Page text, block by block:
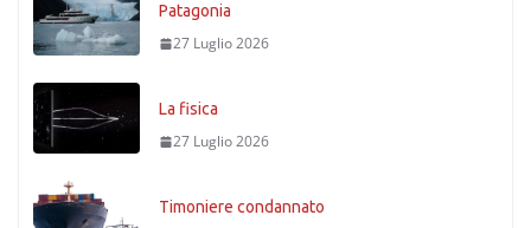
Patagonia
27 Luglio 2026
La fisica
27 Luglio 2026
Timoniere condannato